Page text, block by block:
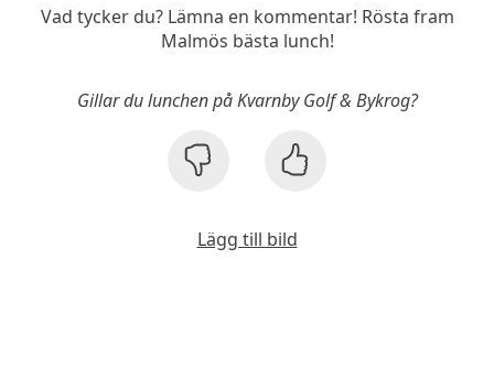
Vad tycker du? Lämna en kommentar! Rösta fram
Malmös bästa lunch!
Gillar du lunchen på Kvarnby Golf & Bykrog?
Lägg till bild